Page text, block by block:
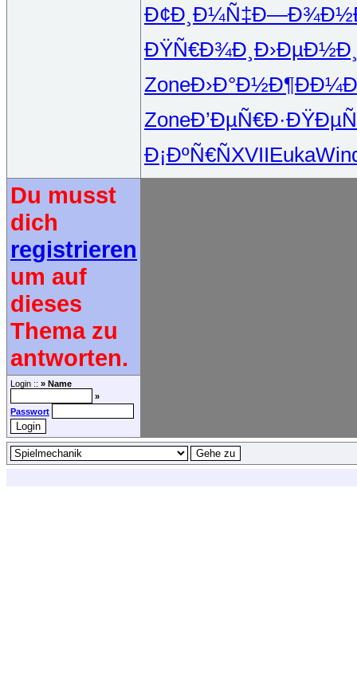
Ð¢Ð¸Ð¼Ñ‡
ÐŸÑ€Ð¾Ð¸
ZoneÐ›Ð°Ð½Ð¶
ZoneÐ’ÐµÑ€Ð·
Ð¡ÐºÑ€ÑXVIIEuka
Du musst
dich
registrieren
um auf
dieses
Thema zu
antworten.
Login :: » Name
»
Passwort